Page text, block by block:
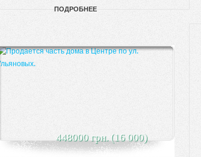
ПОДРОБНЕЕ
448000 грн. (16 000)